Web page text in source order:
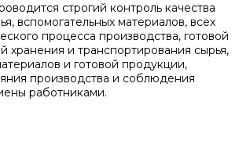
строгий контроль качества
вспомогательных материалов, всех
процесса производства, готовой
хранения и транспортирования сырья,
и готовой продукции,
производства и соблюдения
работниками.